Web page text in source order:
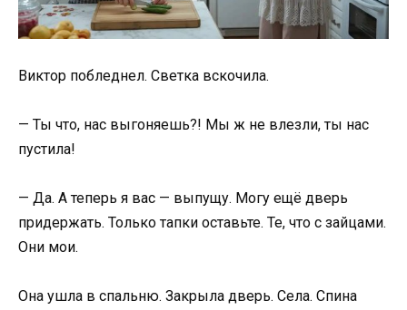
Виктор побледнел. Светка вскочила.
— Ты что, нас выгоняешь?! Мы ж не влезли, ты нас
пустила!
— Да. А теперь я вас — выпущу. Могу ещё дверь
придержать. Только тапки оставьте. Те, что с зайцами.
Они мои.
Она ушла в спальню. Закрыла дверь. Села. Спина